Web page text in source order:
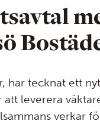
har tecknat ett
leverera
verkar